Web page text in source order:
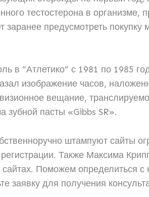
тестостерона в
заранее предусмотреть
в “Атлетико” с 1981 по 1985
изображение часов,
вещание,
зубной пасты «Gibbs SR».
штампуют сайты
Также Максима
сайтах. Поможем
заявку для получения